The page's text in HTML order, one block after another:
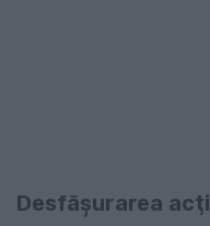
Desfășurarea